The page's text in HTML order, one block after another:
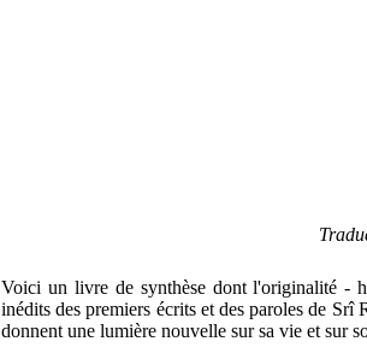
Voici un livre de synthèse dont l'originalité -
inédits des premiers écrits et des paroles de Srî
donnent une lumière nouvelle sur sa vie et sur